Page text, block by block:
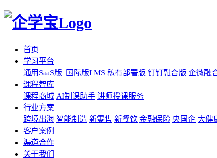
首页
学习平台
通用SaaS版
国际版LMS 私有部署版 钉钉融合版 企微融
课程智库
课程商城 AI制课助手 讲师授课服务
行业方案
跨境出海 智能制造 新零售 新餐饮 金融保险 央国企 大健
客户案例
渠道合作
关于我们